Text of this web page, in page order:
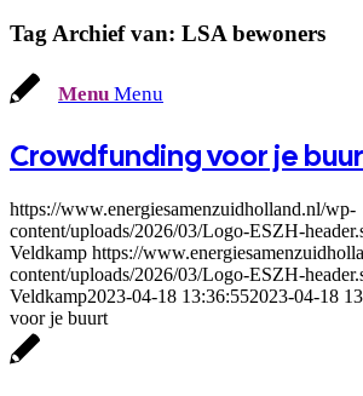
Menu Menu
Tag Archief van: LSA bewoners
Crowdfunding voor je
https://www.energiesamenzuidholland.nl/wp-
content/uploads/2026/03/Logo-ESZH-
Veldkamp https://
content/uploads/2026/03/Logo-ESZH-
Veldkamp2023-04-18 13:36:552023-04-18
voor je buurt